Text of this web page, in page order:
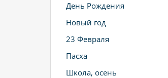
День Рождения
Новый год
23 Февраля
Пасха
Школа, осень